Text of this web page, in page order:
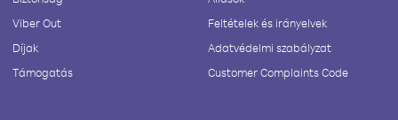
Viber Out
Díjak
Támogatás
Feltételek és irányelvek
Adatvédelmi szabályzat
Customer Complaints Code